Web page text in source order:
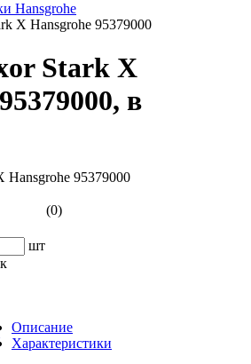
Hansgrohe
X Hansgrohe 95379000
Stark X
в
(0)
шт
Описание
Характеристики